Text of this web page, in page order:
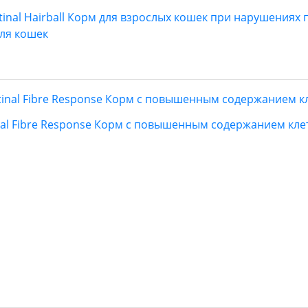
Hairball Корм для взрослых кошек при нарушениях
кошек
Fibre Response Корм с повышенным содержанием